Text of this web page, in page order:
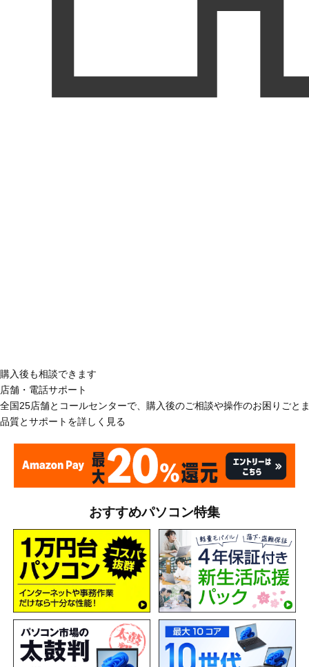
購入後も相談できます
店舗・電話サポート
全国25店舗とコールセンターで、購入後のご相談や操作のお困りごと
品質とサポートを詳しく見る
おすすめパソコン特集